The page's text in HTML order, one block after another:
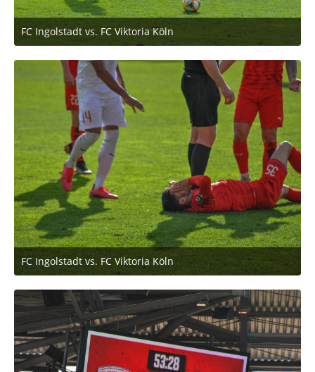
FC Ingolstadt vs. FC Viktoria Köln
2. März 2020 um 11:53
FC Ingolstadt vs. FC Viktoria Köln
2. März 2020 um 11:53